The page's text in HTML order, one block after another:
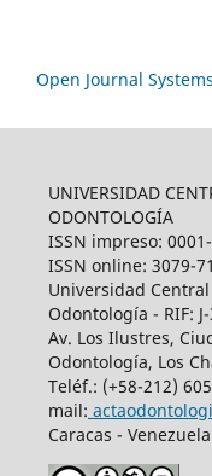
Open Journal Systems
UNIVERSIDAD
ODONTOLOGÍA
ISSN impreso:
ISSN online: 3079-
Universidad
Odontología - RIF:
Av. Los Ilustres,
Odontología, Los
Teléf.: (+58-212)
mail:
Caracas - Venezuela